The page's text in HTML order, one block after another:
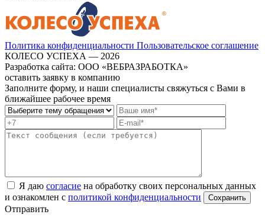
Политика конфиденциальности Пользовательское соглашение
КОЛЕСО УСПЕХА ― 2026
Разработка сайта: ООО «ВЕБРАЗРАБОТКА»
оставить заявку в компанию
Заполните форму, и наши специалисты свяжуться с Вами в
ближайшее рабочее время
Я даю согласие на обработку своих персональных данных
и ознакомлен с политикой конфиденциальности
Отправить